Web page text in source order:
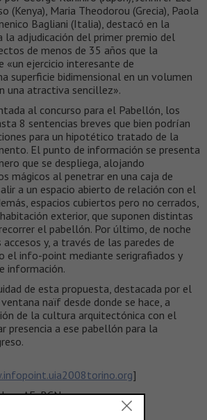
(Kenya), Maria Theodorou (Grecia), Paola
Bagliani (Italia), destacó en la
la adjudicación del primer premio del
de menos de 35 años que la
«un ejercicio interesante de
superficie bidimensional en un volumen
una atractiva sencillez».
al concurso para el Pabellón, los
8 sentencias breves que bien podrían
para un hipotético tratado de la
El punto de información se presenta
que se despliega, alojando
mágicos al penetrar en una caja de
a un espacio abierto de relación con el
espacios cubiertos pero no cerrados,
exterior, que suponen distintas
el pabellón. Por último, de noche
y, a través de las paredes de
el info-point mediante serigrafiados y
información.
de esta propuesta, destacada por el
naïf desde donde se hace, a
de la cultura arquitectónica con el
presencia a ese pabellón para la
]
AE, BCN